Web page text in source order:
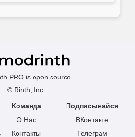
PRO is open source.
© Rinth, Inc.
Команда
О Нас
Контакты
Подписывайся
ВКонтакте
Телеграм